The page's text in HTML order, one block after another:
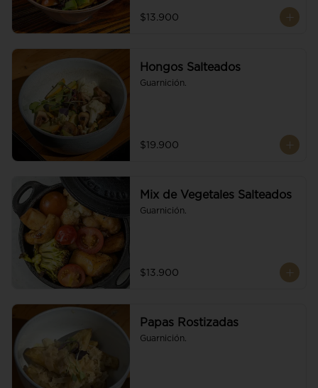
$13.900
Hongos Salteados
Guarnición.
$19.900
Mix de Vegetales Salteados
Guarnición.
$13.900
Papas Rostizadas
Guarnición.